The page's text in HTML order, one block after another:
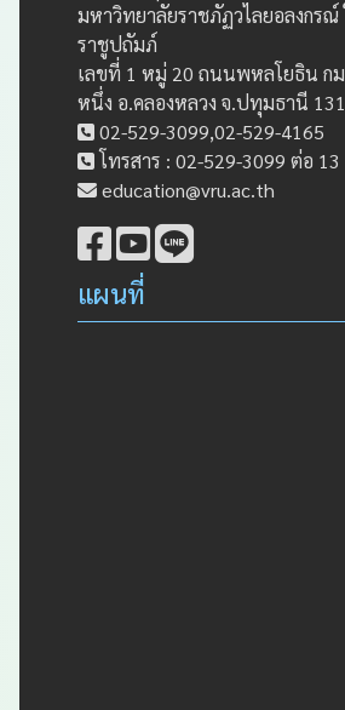
มหาวิทยาลัยราชภัฏวไลยอลงกร
ราชูปถัมภ์
เลขที่ 1 หมู่ 20 ถนนพหลโยธิน ก
หนึ่ง อ.คลองหลวง จ.ปทุมธานี
02-529-3099,02-529-4165
โทรสาร : 02-529-3099 ต่อ 13
education@vru.ac.th
แผนที่